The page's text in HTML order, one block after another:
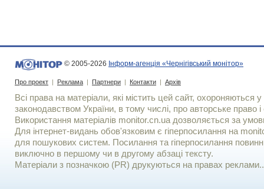
© 2005-2026 Інформ-агенція «Чернігівський монітор»
Про проект | Реклама | Партнери | Контакти | Архів
Всі права на матеріали, які містить цей сайт, охороняються у
законодавством України, в тому числі, про авторське право і
Використання матерiалiв monitor.cn.ua дозволяється за
Для iнтернет-видань обов'язковим є гiперпосилання на
для пошукових систем. Посилання та гіперпосилання
виключно в першому чи в другому абзаці тексту.
Матеріали з позначкою (PR) друкуються на правах реклами..